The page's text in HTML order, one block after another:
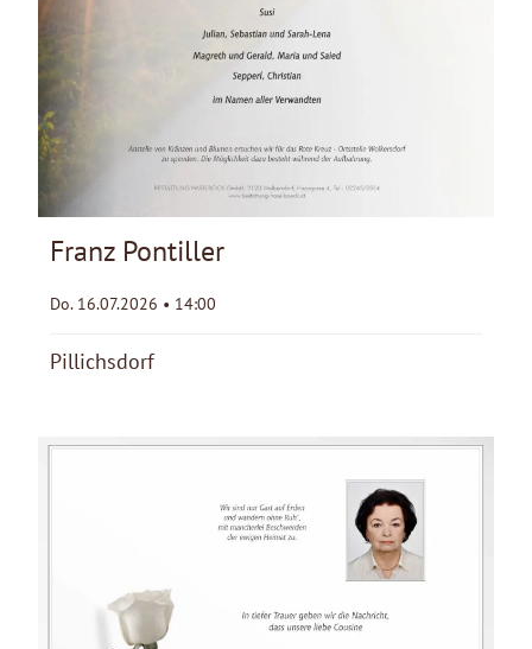
Franz Pontiller
Do. 16.07.2026 • 14:00
Pillichsdorf